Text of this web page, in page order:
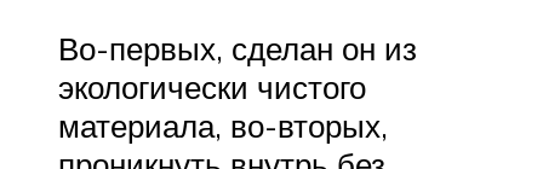
Во-первых, сделан он из
экологически чистого
материала, во-вторых,